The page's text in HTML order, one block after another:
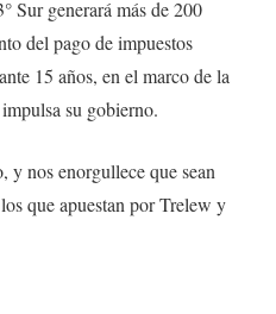
Sur generará más de 200
del pago de impuestos
15 años, en el marco de la
su gobierno.
y nos enorgullece que sean
que apuestan por Trelew y